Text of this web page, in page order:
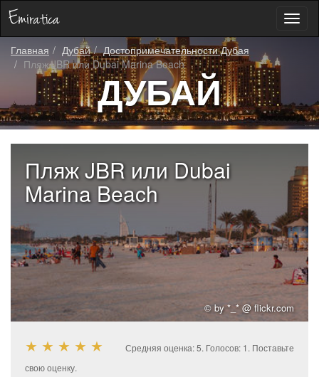
Главная
Дубай
Достопримечательности Дубая
Пляж JBR или Dubai Marina Beach
ДУБАЙ
Пляж JBR или Dubai
Marina Beach
© by *_* @ flickr.com
★ ★ ★ ★ ★ Средняя оценка:5. Голосов: 1 . Поставьте
свою оценку.